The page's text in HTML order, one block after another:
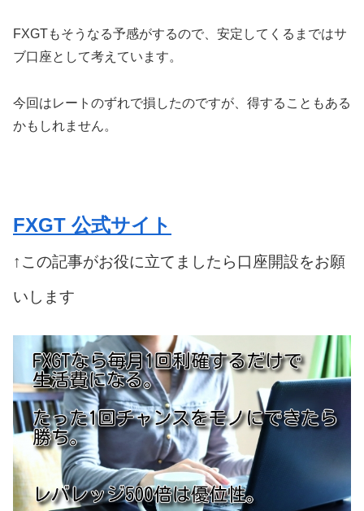
FXGTもそうなる予感がするので、安定してくるまではサ
ブ口座として考えています。
今回はレートのずれで損したのですが、得することもある
かもしれません。
FXGT 公式サイト
↑この記事がお役に立てましたら口座開設をお願
いします